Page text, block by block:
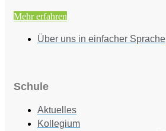
Mehr erfahren
Über uns in einfacher Sprache
Schule
Aktuelles
Kollegium